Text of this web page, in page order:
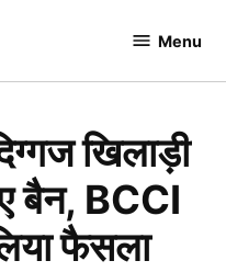
Menu
खिलाड़ी
बैन, BCCI
फैसला